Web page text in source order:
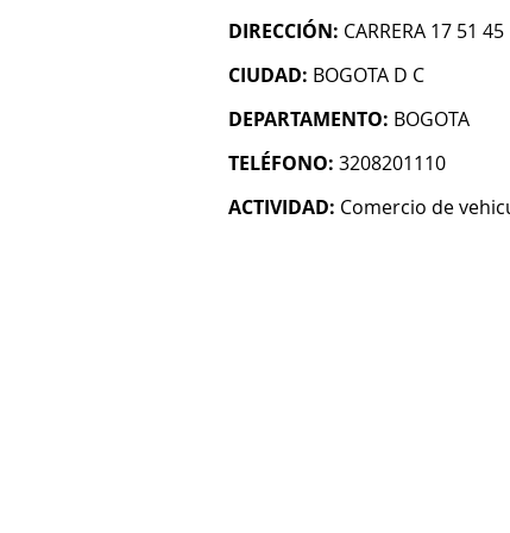
DIRECCIÓN: CARRERA 17 51 45
CIUDAD: BOGOTA D C
DEPARTAMENTO: BOGOTA
TELÉFONO: 3208201110
ACTIVIDAD: Comercio de